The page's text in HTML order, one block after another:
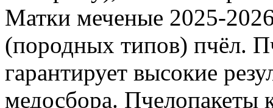
Матки меченые 2025-
(породных типов) пчёл.
гарантирует высокие
медосбора. Пчелопакеты